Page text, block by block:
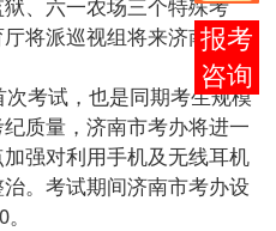
将派巡视组将来济南市检
考试，也是同期考生规模
质量，济南市考办将进一
强对利用手机及无线耳机
。考试期间济南市考办设
报考
咨询